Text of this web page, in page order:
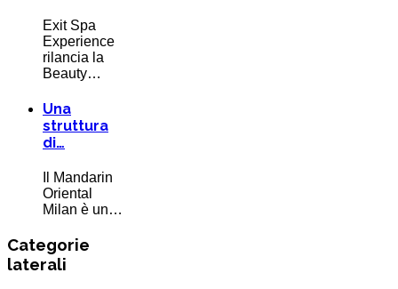
Exit Spa
Experience
rilancia la
Beauty…
Una
struttura
di…
Il Mandarin
Oriental
Milan è un…
Categorie
laterali